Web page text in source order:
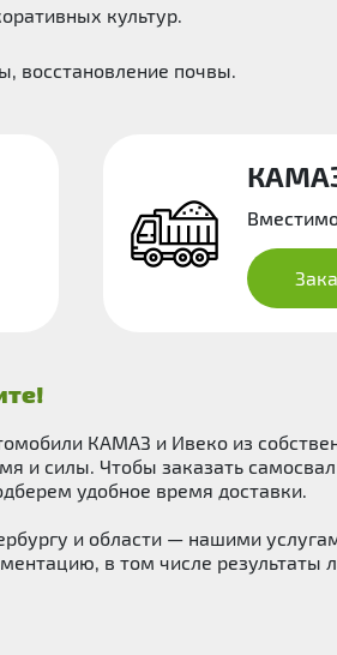
культур.
восстановление почвы.
КАМАЗ и Ивеко из
и силы. Чтобы заказать
удобное время доставки.
и области — нашими
в том числе результаты